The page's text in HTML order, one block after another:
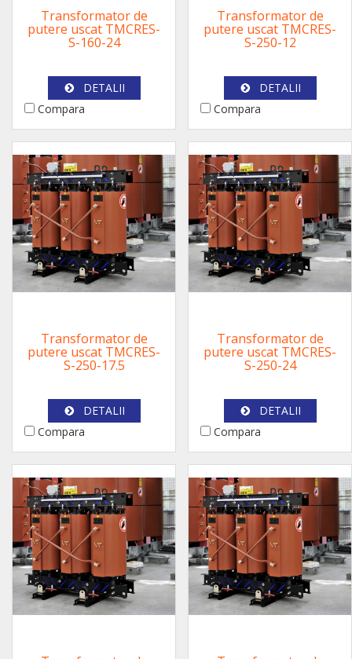
Transformator de
putere uscat TMCRES-
S-160-24
DETALII
Compara
Transformator de
putere uscat TMCRES-
S-250-12
DETALII
Compara
Transformator de
putere uscat TMCRES-
S-250-17.5
DETALII
Compara
Transformator de
putere uscat TMCRES-
S-250-24
DETALII
Compara